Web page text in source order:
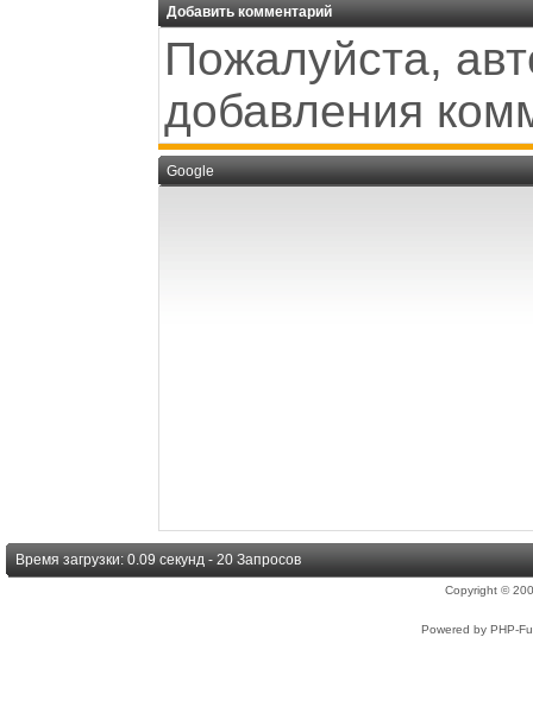
Добавить комментарий
Пожалуйста,
добавления
Google
Время загрузки: 0.09 секунд - 20 Запросов
Copyright ©
Powered by PHP-